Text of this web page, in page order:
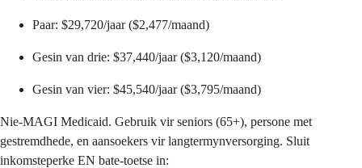
Paar: $29,720/jaar ($2,477/maand)
Gesin van drie: $37,440/jaar ($3,120/maand)
Gesin van vier: $45,540/jaar ($3,795/maand)
Nie-MAGI Medicaid. Gebruik vir seniors (65+), persone met
gestremdhede, en aansoekers vir langtermynversorging. Sluit
inkomsteperke EN bate-toetse in: